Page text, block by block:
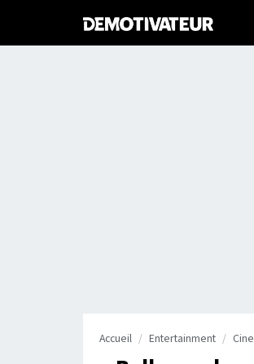
Accueil Entertainment